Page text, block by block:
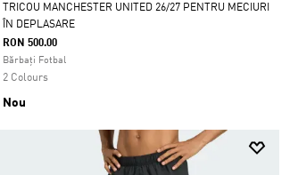
Da
TRICOU MANCHESTER UNITED 26/27 PENTRU MECIURI
ÎN DEPLASARE
RON 500.00
Bărbați Fotbal
2 Colours
Nou